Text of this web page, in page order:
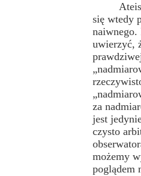
Ateista
się wtedy
naiwnego.
uwierzyć,
za
jest
czysto
możemy
poglądem